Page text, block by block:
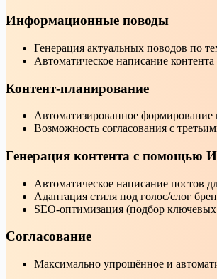
Информационные поводы
Генерация актуальных поводов по
Автоматическое написание
Контент-планирование
Автоматизированное
Возможность согласования с
Генерация контента с помощью
Автоматическое написание постов
Адаптация стиля под голос/слог
SEO-оптимизация (подбор ключевых
Согласование
Максимально упрощённое и